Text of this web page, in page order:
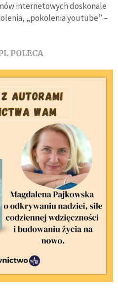
internetowych doskonale
„pokolenia youtube” –
POLECA